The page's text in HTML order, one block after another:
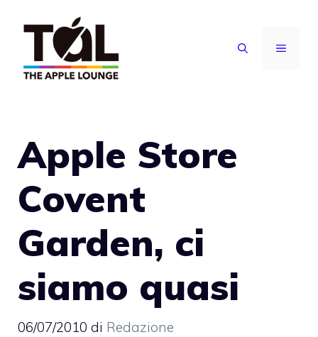
contenuto
MENU
Apple Store
Covent
Garden, ci
siamo quasi
06/07/2010 di Redazione